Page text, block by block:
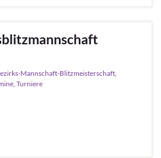
Mannschaft-Blitzmeisterschaft
Turniere